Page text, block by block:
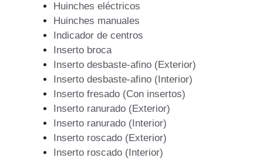
Huinches eléctricos
Huinches manuales
Indicador de centros
Inserto broca
Inserto desbaste-afino (Exterior)
Inserto desbaste-afino (Interior)
Inserto fresado (Con insertos)
Inserto ranurado (Exterior)
Inserto ranurado (Interior)
Inserto roscado (Exterior)
Inserto roscado (Interior)